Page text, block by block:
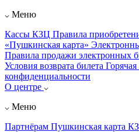
Меню
Кассы КЗЦ Правила
«Пушкинская карта»
Правила продажи электронных
Условия возврата билета
конфиденциальности
О центре
Меню
Партнёрам Пушкинская карта